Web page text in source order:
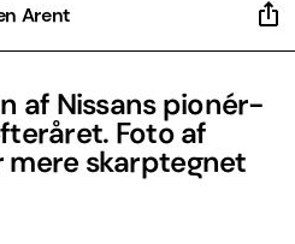
Arent
af Nissans pionér-
Foto af
skarptegnet